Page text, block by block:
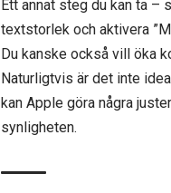
Ett annat steg du kan ta –
textstorlek och aktivera
Du kanske också vill öka
Naturligtvis är det inte
kan Apple göra några
synligheten.